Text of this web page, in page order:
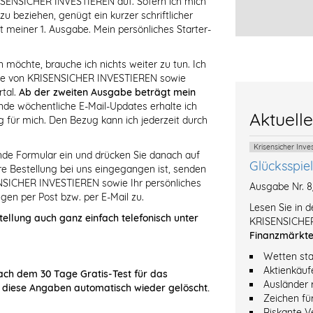
zu beziehen, genügt ein kurzer schriftlicher
1. Ausgabe. Mein persönliches Starter-
möchte, brauche ich nichts weiter zu tun. Ich
KRISENSICHER INVESTIEREN sowie
Ab der zweiten Ausgabe beträgt mein
wöchentliche E-Mail-Updates erhalte ich
mich. Den Bezug kann ich jederzeit durch
Formular ein und drücken Sie danach auf
Bestellung bei uns eingegangen ist, senden
INVESTIEREN sowie Ihr persönliches
per Post bzw. per E-Mail zu.
auch ganz einfach telefonisch unter
dem 30 Tage Gratis-Test für das
Angaben automatisch wieder gelöscht.
Krisensicher
Ausgabe Nr.
Lesen Sie in
Finanzmärkte
Wetten
Ausländer
Zeichen